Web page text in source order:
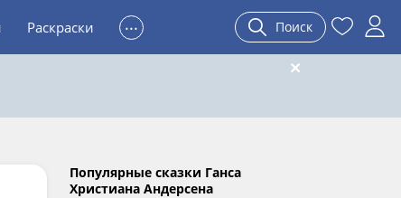
Раскраски ... Поиск
Популярные сказки Ганса
Христиана Андерсена